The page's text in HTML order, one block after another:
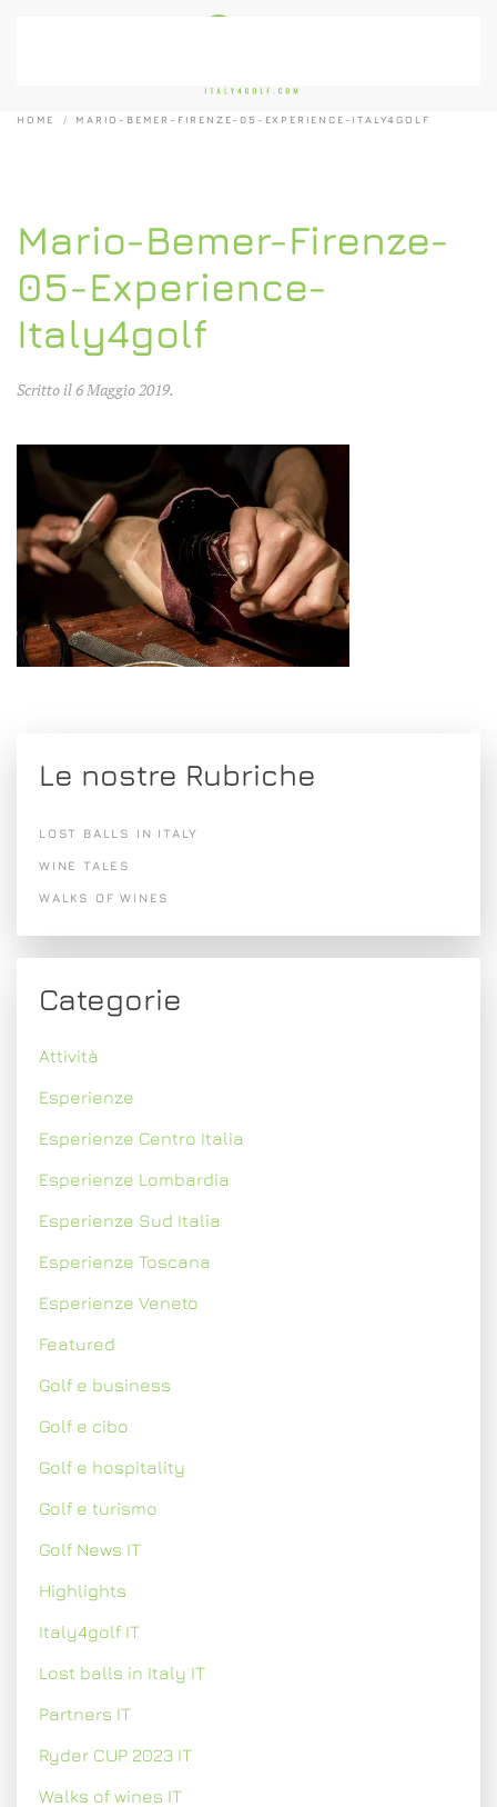
HOME MARIO-BEMER-FIRENZE-05-EXPERIENCE-ITALY4GOLF
Mario-Bemer-Firenze-
05-Experience-
Italy4golf
Scritto il6 Maggio 2019.
Le nostre Rubriche
LOST BALLS IN ITALY
WINE TALES
WALKS OF WINES
Categorie
Attività
Esperienze
Esperienze Centro Italia
Esperienze Lombardia
Esperienze Sud Italia
Esperienze Toscana
Esperienze Veneto
Featured
Golf e business
Golf e cibo
Golf e hospitality
Golf e turismo
Golf News IT
Highlights
Italy4golf IT
Lost balls in Italy IT
Partners IT
Ryder CUP 2023 IT
Walks of wines IT